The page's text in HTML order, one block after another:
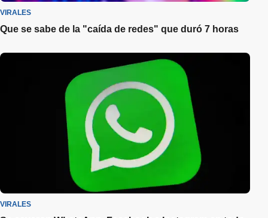
VIRALES
Que se sabe de la "caída de redes" que duró 7 horas
VIRALES